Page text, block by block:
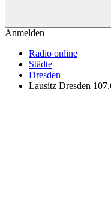
Anmelden
Radio online
Städte
Dresden
Lausitz Dresden